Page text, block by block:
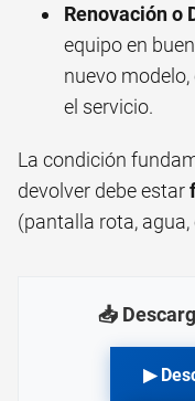
Renovación o
equipo en
nuevo
el servicio.
La condición
devolver debe estar
(pantalla rota, agua,
📥
▶